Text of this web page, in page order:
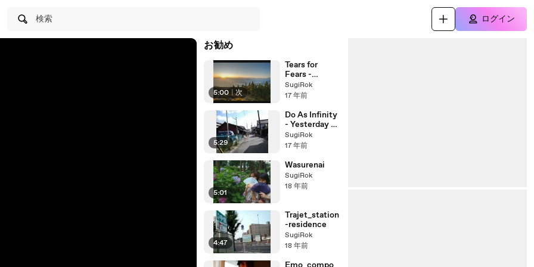
検索 ログイン
お勧め
5:00 | 次
Tears for
Fears -
Memories
fade (cover)
SugiRok
17 年前
5:29
Do As Infinity
- Yesterday &
Today (Cover)
acoustic
SugiRok
17 年前
5:01
Wasurenai
SugiRok
18 年前
4:47
Trajet_station
-residence
SugiRok
18 年前